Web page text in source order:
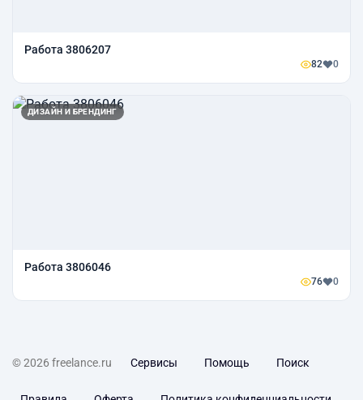
Работа 3806207
82 0
ДИЗАЙН И БРЕНДИНГ
Работа 3806046
76 0
© 2026 freelance.ru Сервисы Помощь Поиск